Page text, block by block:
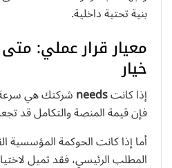
بنية تحتية داخلية.
معيار قرار عملي:
خيار
إذا كانتneedsشركتك هي سرعة
فإن قيمة المنصة والتكامل قد
أما إذا كانت الحوكمة
المطلب الرئيسي، فقد تميل